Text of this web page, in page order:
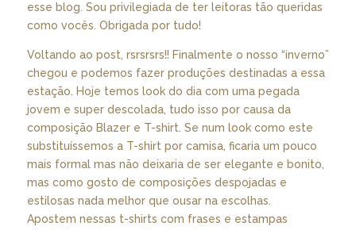
esse blog. Sou privilegiada de ter leitoras tão queridas
como vocês. Obrigada por tudo!
Voltando ao post, rsrsrsrs!! Finalmente o nosso “inverno”
chegou e podemos fazer produções destinadas a essa
estação. Hoje temos look do dia com uma pegada
jovem e super descolada, tudo isso por causa da
composição Blazer e T-shirt. Se num look como este
substituíssemos a T-shirt por camisa, ficaria um pouco
mais formal mas não deixaria de ser elegante e bonito,
mas como gosto de composições despojadas e
estilosas nada melhor que ousar na escolhas.
Apostem nessas t-shirts com frases e estampas